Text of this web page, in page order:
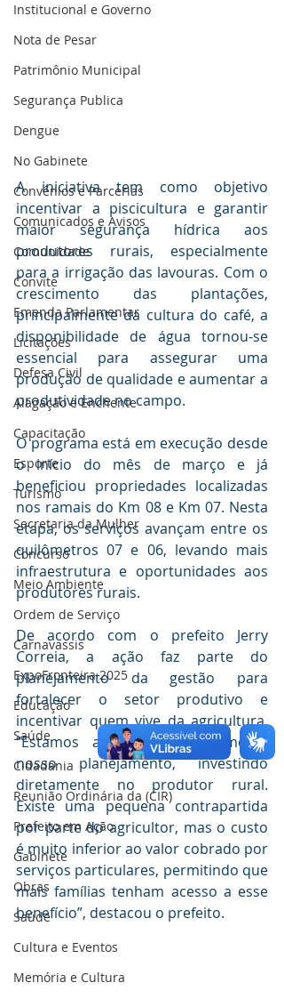
Institucional e Governo
Nota de Pesar
Patrimônio Municipal
Segurança Publica
Dengue
No Gabinete
Convênios e Parcerias
Comunicados e Avisos
Comunidade
Convite
Emenda Parlamentar
Licitações
Defesa Civil
Alagação e Enchente
Capacitação
Esporte
Turismo
Secretaria da Mulher
Concurso
Meio Ambiente
Ordem de Serviço
Carnavassis
ExpoFronteira 2025
Educação
Saúde
Cidadania
Reunião Ordinária da (CIR)
Prefeito em Ação
Gabinete
Obras
Saúde
Cultura e Eventos
Memória e Cultura
A iniciativa tem como objetivo
incentivar a piscicultura e garantir
maior segurança hídrica aos
produtores rurais, especialmente
para a irrigação das lavouras. Com o
crescimento das plantações,
principalmente da cultura do café, a
disponibilidade de água tornou-se
essencial para assegurar uma
produção de qualidade e aumentar a
produtividade no campo.
O programa está em execução desde
o início do mês de março e já
beneficiou propriedades localizadas
nos ramais do Km 08 e Km 07. Nesta
etapa, os serviços avançam entre os
quilômetros 07 e 06, levando mais
infraestrutura e oportunidades aos
produtores rurais.
De acordo com o prefeito Jerry
Correia, a ação faz parte do
planejamento da gestão para
fortalecer o setor produtivo e
incentivar quem vive da agricultura.
“Estamos avançando conforme o
nosso planejamento, investindo
diretamente no produtor rural.
Existe uma pequena contrapartida
por parte do agricultor, mas o custo
é muito inferior ao valor cobrado por
serviços particulares, permitindo que
mais famílias tenham acesso a esse
benefício”, destacou o prefeito.